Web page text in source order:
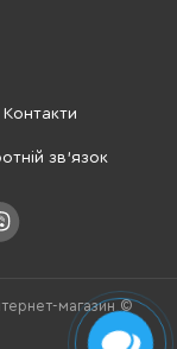
Контакти
зв'язок
магазин ©